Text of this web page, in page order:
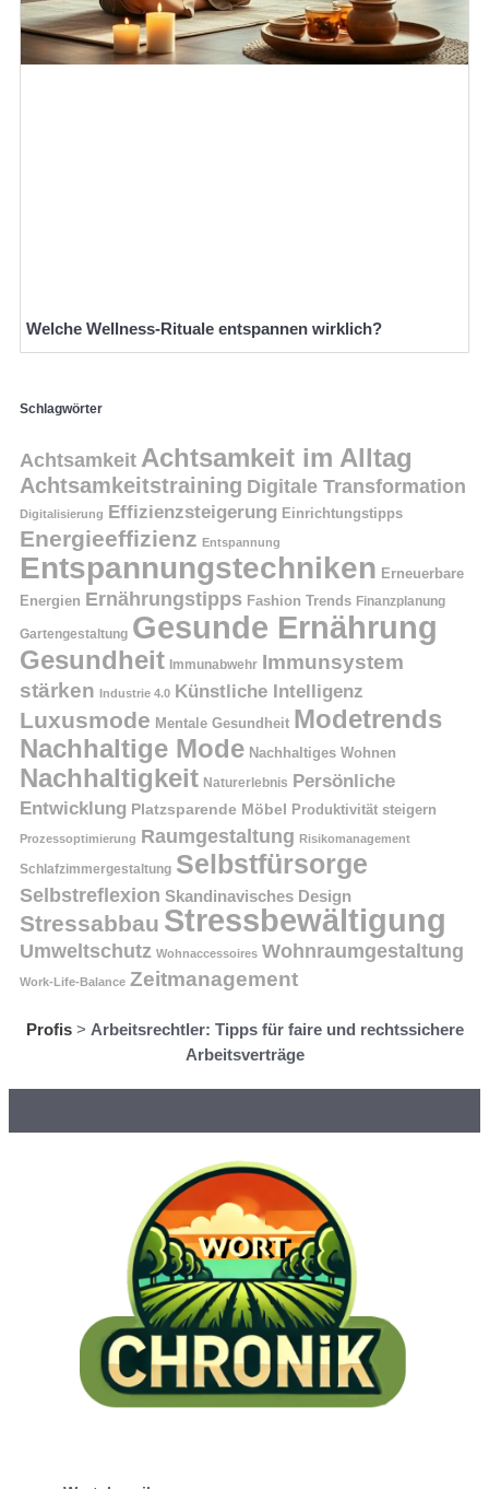
Welche Wellness-Rituale entspannen wirklich?
Schlagwörter
Achtsamkeit Achtsamkeit im Alltag
Achtsamkeitstraining Digitale Transformation
Digitalisierung Effizienzsteigerung Einrichtungstipps
Energieeffizienz Entspannung
Entspannungstechniken Erneuerbare
Energien Ernährungstipps Fashion Trends Finanzplanung
Gartengestaltung Gesunde Ernährung
Gesundheit Immunabwehr Immunsystem
stärken
Industrie 4.0 Künstliche Intelligenz
Luxusmode Mentale Gesundheit Modetrends
Nachhaltige Mode Nachhaltiges Wohnen
Nachhaltigkeit Naturerlebnis Persönliche
Entwicklung Platzsparende Möbel Produktivität steigern
Prozessoptimierung Raumgestaltung Risikomanagement
Schlafzimmergestaltung Selbstfürsorge
Selbstreflexion Skandinavisches Design
Stressabbau Stressbewältigung
Umweltschutz Wohnaccessoires Wohnraumgestaltung
Work-Life-Balance Zeitmanagement
Profis> Arbeitsrechtler: Tipps für faire und rechtssichere
Arbeitsverträge